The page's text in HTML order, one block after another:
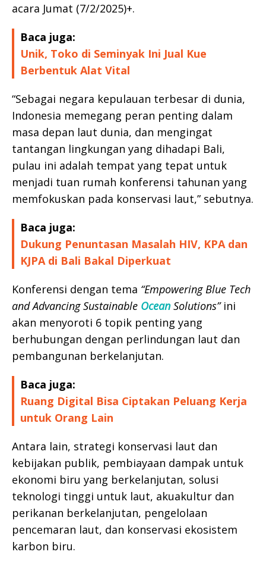
acara Jumat (7/2/2025)+.
Baca juga:
Unik, Toko di Seminyak Ini Jual Kue
Berbentuk Alat Vital
“Sebagai negara kepulauan terbesar di dunia,
Indonesia memegang peran penting dalam
masa depan laut dunia, dan mengingat
tantangan lingkungan yang dihadapi Bali,
pulau ini adalah tempat yang tepat untuk
menjadi tuan rumah konferensi tahunan yang
memfokuskan pada konservasi laut,” sebutnya.
Baca juga:
Dukung Penuntasan Masalah HIV, KPA dan
KJPA di Bali Bakal Diperkuat
Konferensi dengan tema “Empowering Blue Tech
and Advancing Sustainable OceanSolutions”ini
akan menyoroti 6 topik penting yang
berhubungan dengan perlindungan laut dan
pembangunan berkelanjutan.
Baca juga:
Ruang Digital Bisa Ciptakan Peluang Kerja
untuk Orang Lain
Antara lain, strategi konservasi laut dan
kebijakan publik, pembiayaan dampak untuk
ekonomi biru yang berkelanjutan, solusi
teknologi tinggi untuk laut, akuakultur dan
perikanan berkelanjutan, pengelolaan
pencemaran laut, dan konservasi ekosistem
karbon biru.